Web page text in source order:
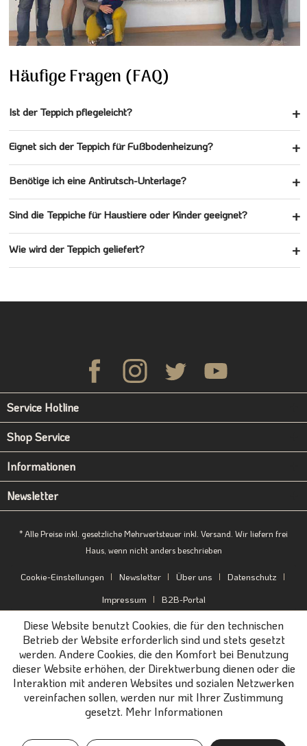
Häufige Fragen (FAQ)
Ist der Teppich pflegeleicht?
Eignet sich der Teppich für Fußbodenheizung?
Benötige ich eine Antirutsch-Unterlage?
Sind die Teppiche für Haustiere oder Kinder geeignet?
Wie wird der Teppich geliefert?
Service Hotline
Shop Service
Informationen
Newsletter
* Alle Preise inkl. gesetzliche Mehrwertsteuer inkl. Versand. Wir liefern frei
Haus, wenn nicht anders beschrieben
Cookie-Einstellungen Newsletter Über uns
Datenschutz
Impressum
B2B-Portal
Diese Website benutzt Cookies, die für den technischen
Betrieb der Website erforderlich sind und stets gesetzt
werden. Andere Cookies, die den Komfort bei Benutzung
dieser Website erhöhen, der Direktwerbung dienen oder die
Interaktion mit anderen Websites und sozialen Netzwerken
vereinfachen sollen, werden nur mit Ihrer Zustimmung
gesetzt. Mehr Informationen